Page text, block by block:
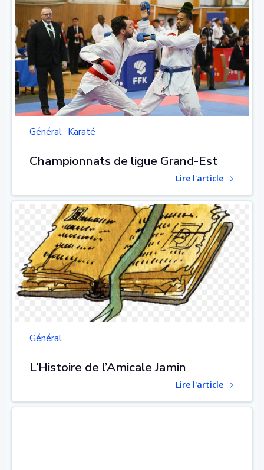
Général Karaté
Championnats de ligue Grand-Est
Lire l'article
Général
L’Histoire de l’Amicale Jamin
Lire l'article